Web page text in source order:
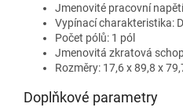
Jmenovité pracovní
Vypínací charakteristika: D
Počet pólů: 1 pól
Jmenovitá zkratová
Rozměry: 17,6 x 89,8 x
Doplňkové parametry